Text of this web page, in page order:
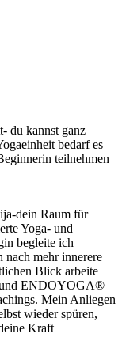
du kannst ganz
bedarf es
teilnehmen
dein Raum für
Yoga- und
begleite ich
nach mehr innerere
Blick arbeite
und ENDOYOGA®
Mein Anliegen
wieder spüren,
Kraft